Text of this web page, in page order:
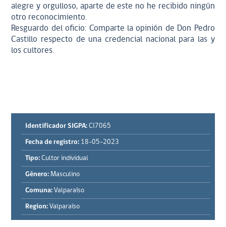
alegre y orgulloso, aparte de este no he recibido ningún
otro reconocimiento.
Resguardo del oficio: Comparte la opinión de Don Pedro
Castillo respecto de una credencial nacional para las y
los cultores.
Identificador SIGPA: CI7065
Fecha de registro: 18-05-2023
Tipo: Cultor individual
Género: Masculino
Comuna: Valparaíso
Region: Valparaíso